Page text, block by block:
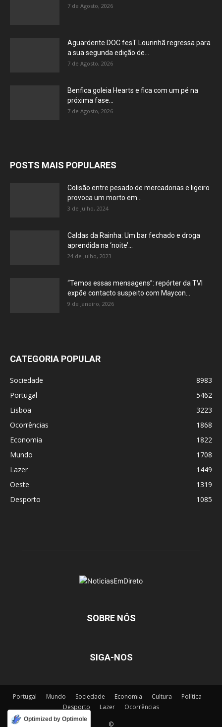
7 de Agosto, 2026
Aguardente DOC fesT Lourinhã regressa para
a sua segunda edição de...
7 de Agosto, 2026
Benfica goleia Hearts e fica com um pé na
próxima fase...
7 de Agosto, 2026
POSTS MAIS POPULARES
Colisão entre pesado de mercadorias e ligeiro
provoca um morto em...
3 de Julho, 2024
Caldas da Rainha: Um bar fechado e droga
aprendida na ‘noite’...
24 de Julho, 2023
“Temos essas mensagens”: repórter da TVI
expõe contacto suspeito com Maycon...
9 de Janeiro, 2026
CATEGORIA POPULAR
Sociedade
8983
Portugal
5462
Lisboa
3223
Ocorrências
1868
Economia
1822
Mundo
1708
Lazer
1449
Oeste
1319
Desporto
1085
SOBRE NÓS
SIGA-NOS
Portugal Mundo Sociedade Economia Cultura
Política
Desporto
Lazer Ocorrências
©
Optimized by Optimole